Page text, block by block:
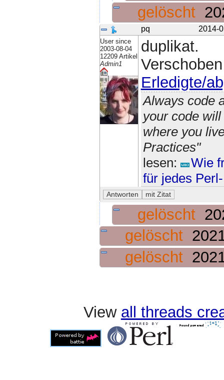
gelöscht
pq 2014-
User since
2003-08-04
12209 Artikel
Admin1
duplikat.
Erledigte/
Always code
your code
where you
Practices"
lesen:
Wie
für jedes
gelöscht
gelöscht
gelöscht
View all threads